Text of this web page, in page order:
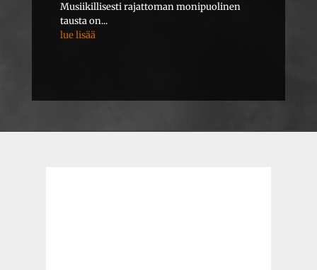
Musiikillisesti rajattoman monipuolinen
tausta on...
lue lisää